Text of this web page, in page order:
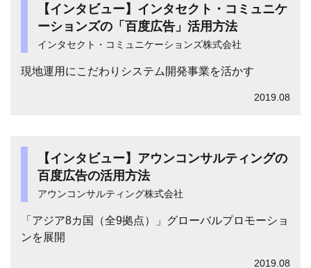
【インタビュー】インタセクト・コミュニケ
ーションズの「百度広告」活用方法
インタセクト・コミュニケーションズ株式会社
現地運用にこだわりシステム開発事業を活かす
2019.08
【インタビュー】アウンコンサルティングの
百度広告の活用方法
アウンコンサルティング株式会社
「アジア8カ国（全9拠点）」グローバルプロモーショ
ンを展開
2019.08